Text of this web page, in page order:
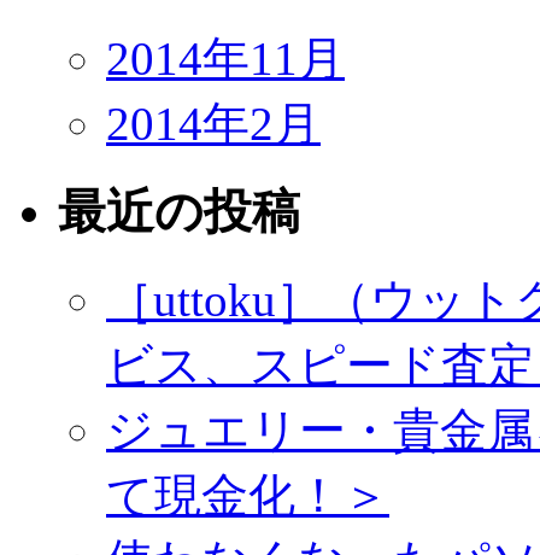
2014年11月
2014年2月
最近の投稿
［uttoku］（ウッ
ビス、スピード査
ジュエリー・貴金
て現金化！＞